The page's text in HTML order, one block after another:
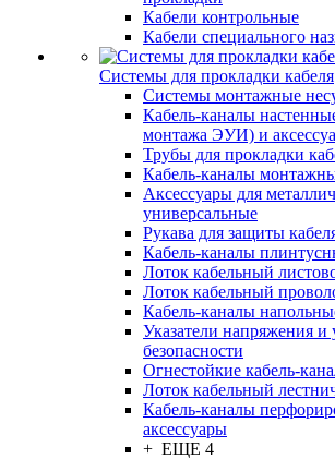
Кабели контрольные
Кабели специального
Системы для прокладки кабеля
Системы монтажные
Кабель-каналы
монтажа ЭУИ) и
Трубы для прокладки
Кабель-каналы
Аксессуары для
универсальные
Рукава для защиты
Кабель-каналы
Лоток кабельный
Лоток кабельный
Кабель-каналы
Указатели напряжения и
безопасности
Огнестойкие кабель-
Лоток кабельный
Кабель-каналы
аксессуары
+ ЕЩЕ 4